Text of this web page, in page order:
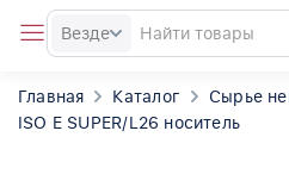
Везде
Главная Каталог Сырье
ISO E SUPER/L26 носитель